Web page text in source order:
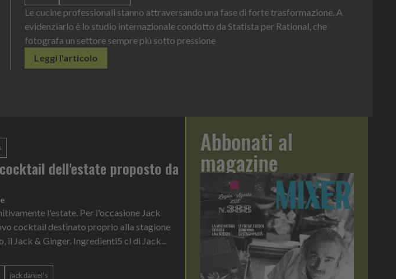
A
che
per ogni contesto di servizio
dell'estate proposto da
l'estate. Per l'occasione Jack
cocktail destinato proprio alla stagione
il Jack & Ginger. Ingredienti5 cl di Jack...
jack daniel’s
Abbonati al
magazine